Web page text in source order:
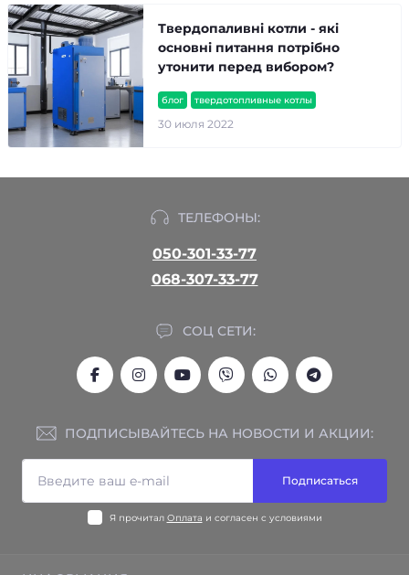
блог твердотопливные котлы
30 июля 2022
Твердопаливні котли - які
основні питання потрібно
утонити перед вибором?
ТЕЛЕФОНЫ:
050-301-33-77
068-307-33-77
СОЦ СЕТИ:
ПОДПИСЫВАЙТЕСЬ НА НОВОСТИ И АКЦИИ:
Подписаться
Я прочитал Оплата и согласен с условиями